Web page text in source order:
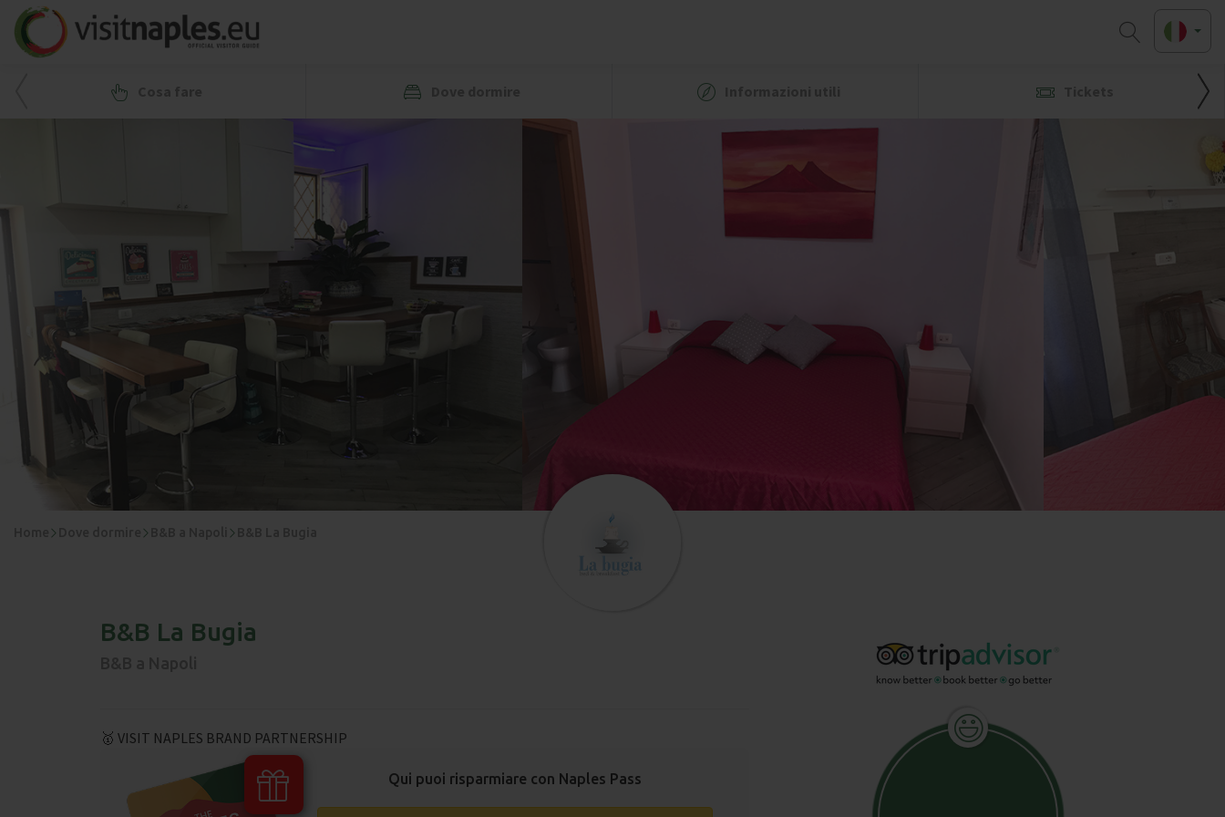
B&B La Bugia
🥇 VISIT NAPLES BRAND PARTNERSHIP
Qui puoi risparmiare con Naples Pass